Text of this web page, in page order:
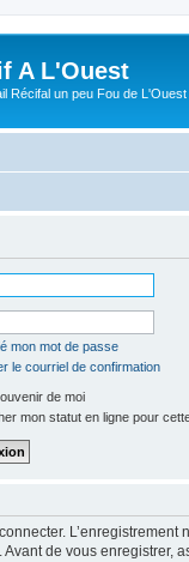
A L'Ouest
Récifal un peu Fou de L'Ouest
mon mot de passe
le courriel de confirmation
de moi
mon statut en ligne pour
de vous enregistrer,